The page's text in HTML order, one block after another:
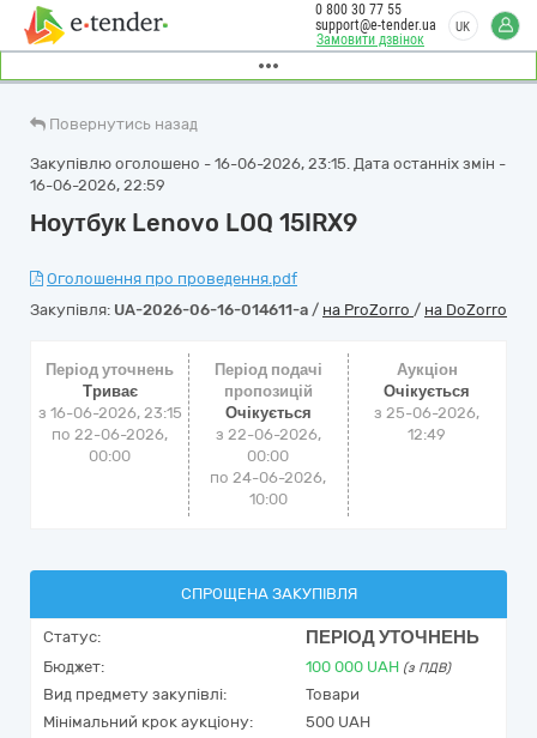
Замовити дзвінок
0 800 30 77 55
support@e-tender.ua
UK
Повернутись назад
Закупівлю оголошено - 16-06-2026, 23:15. Дата останніх змін -
16-06-2026, 22:59
Ноутбук Lenovo LOQ 15IRX9
Оголошення про проведення.pdf
Закупівля: UA-2026-06-16-014611-a / на ProZorro / на DoZorro
Період уточнень
Триває
з 16-06-2026, 23:15
по 22-06-2026,
00:00
Період подачі
пропозицій
Очікується
з 22-06-2026,
00:00
по 24-06-2026,
10:00
Аукціон
Очікується
з25-06-2026,
12:49
СПРОЩЕНА ЗАКУПІВЛЯ
Статус: ПЕРІОД УТОЧНЕНЬ
Бюджет: 100 000 UAH (з ПДВ)
Вид предмету закупівлі:
Товари
Мінімальний крок аукціону:
500 UAH